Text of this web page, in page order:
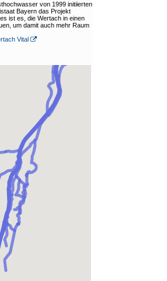
von 1999 initiierten
Bayern das Projekt
ist es, die Wertach in einen
um damit auch mehr Raum
Vital